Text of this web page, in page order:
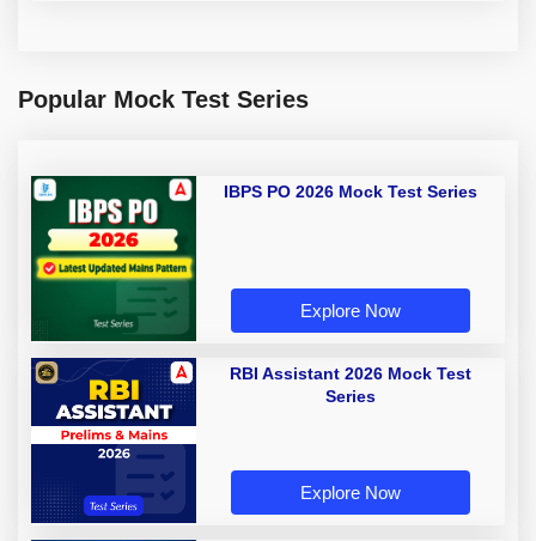
Popular Mock Test Series
IBPS PO 2026 Mock Test Series
Explore Now
RBI Assistant 2026 Mock Test
Series
Explore Now